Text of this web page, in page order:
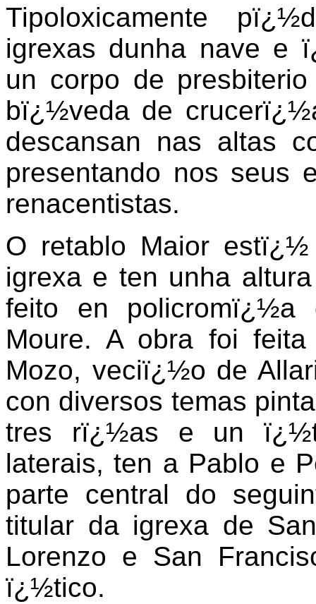
Tipoloxicamente
igrexas dunha nave e
un corpo de
bï¿½veda de
descansan nas altas
presentando nos seus
renacentistas.
O retablo Maior
igrexa e ten unha
feito en policromï¿½a
Moure. A obra foi
Mozo, veciï¿½o de
con diversos temas
tres rï¿½as e un
laterais, ten a Pablo e
parte central do
titular da igrexa de
Lorenzo e San
ï¿½tico.